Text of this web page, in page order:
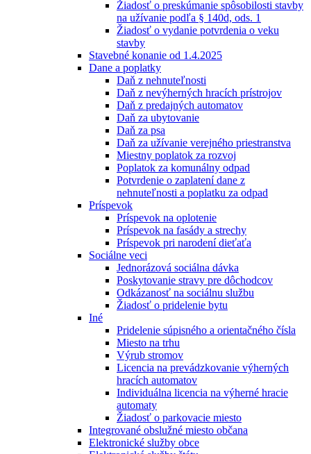
Žiadosť o preskúmanie spôsobilosti stavby
na užívanie podľa § 140d, ods. 1
Žiadosť o vydanie potvrdenia o veku
stavby
Stavebné konanie od 1.4.2025
Dane a poplatky
Daň z nehnuteľnosti
Daň z nevýherných hracích prístrojov
Daň z predajných automatov
Daň za ubytovanie
Daň za psa
Daň za užívanie verejného priestranstva
Miestny poplatok za rozvoj
Poplatok za komunálny odpad
Potvrdenie o zaplatení dane z
nehnuteľnosti a poplatku za odpad
Príspevok
Príspevok na oplotenie
Príspevok na fasády a strechy
Príspevok pri narodení dieťaťa
Sociálne veci
Jednorázová sociálna dávka
Poskytovanie stravy pre dôchodcov
Odkázanosť na sociálnu službu
Žiadosť o pridelenie bytu
Iné
Pridelenie súpisného a orientačného čísla
Miesto na trhu
Výrub stromov
Licencia na prevádzkovanie výherných
hracích automatov
Individuálna licencia na výherné hracie
automaty
Žiadosť o parkovacie miesto
Integrované obslužné miesto občana
Elektronické služby obce